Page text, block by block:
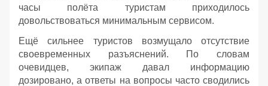
часы полёта туристам приходилось
довольствоваться минимальным сервисом.
Ещё сильнее туристов возмущало отсутствие
своевременных разъяснений. По словам
очевидцев, экипаж давал информацию
дозировано, а ответы на вопросы часто сводились